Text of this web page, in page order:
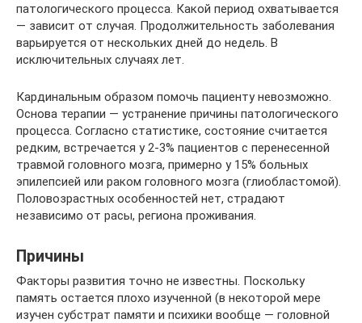
патологического процесса. Какой период охватывается
— зависит от случая. Продолжительность заболевания
варьируется от нескольких дней до недель. В
исключительных случаях лет.
Кардинальным образом помочь пациенту невозможно.
Основа терапии — устранение причины патологического
процесса. Согласно статистике, состояние считается
редким, встречается у 2-3% пациентов с перенесенной
травмой головного мозга, примерно у 15% больных
эпилепсией или раком головного мозга (глиобластомой).
Половозрастных особенностей нет, страдают
независимо от расы, региона проживания.
Причины
Факторы развития точно не известны. Поскольку
память остается плохо изученной (в некоторой мере
изучен субстрат памяти и психики вообще — головной